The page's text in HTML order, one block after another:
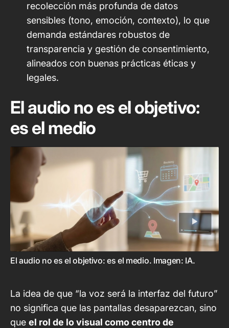
recolección más profunda de datos
sensibles (tono, emoción, contexto), lo que
demanda estándares robustos de
transparencia y gestión de consentimiento,
alineados con buenas prácticas éticas y
legales.
El audio no es el objetivo:
es el medio
El audio no es el objetivo: es el medio. Imagen: IA.
La idea de que “la voz será la interfaz del futuro”
no significa que las pantallas desaparezcan, sino
que el rol de lo visual como centro de